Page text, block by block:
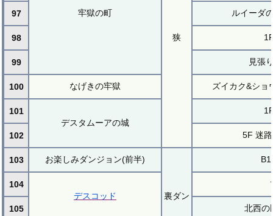
狭
牢獄の町
97 ルイーダ
98
99 見張
100 なげきの牢獄 ズイカク&ショ
101
デスタムーアの城
102 5F 迷
103 お楽しみダンジョン(前半)
裏ダン
104
デスコッド
105 北西の